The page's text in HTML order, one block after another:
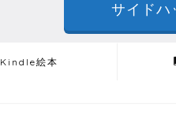
サイドハ
Kindle絵本